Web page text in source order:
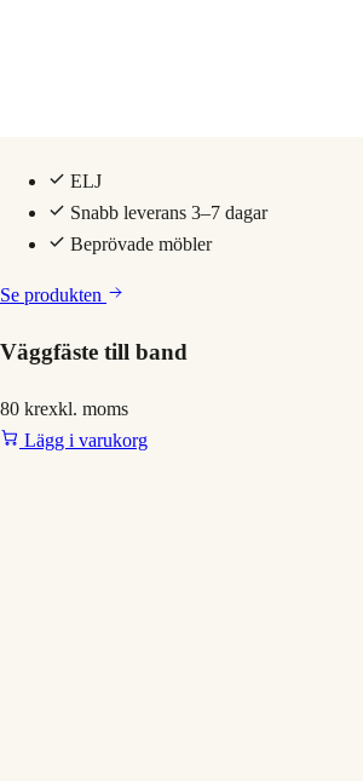
ELJ
Snabb leverans 3–7 dagar
Beprövade möbler
Se produkten
Väggfäste till band
80 krexkl. moms
Lägg i varukorg